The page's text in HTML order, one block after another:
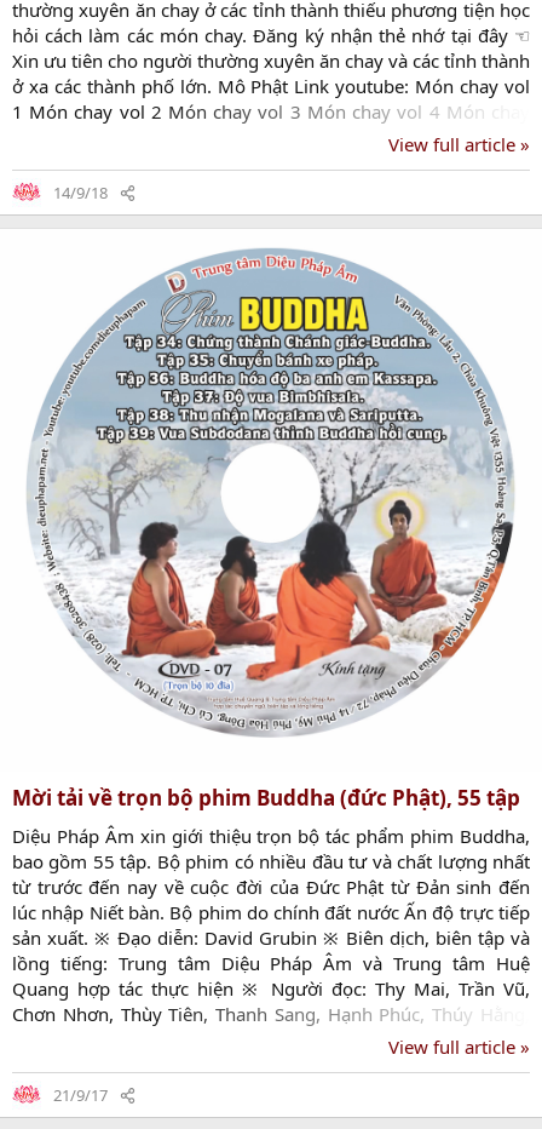
thường xuyên ăn chay ở các tỉnh thành thiếu phương tiện học
hỏi cách làm các món chay. Đăng ký nhận thẻ nhớ tại đây ☜
Xin ưu tiên cho người thường xuyên ăn chay và các tỉnh thành
ở xa các thành phố lớn. Mô Phật Link youtube: Món chay vol
1 Món chay vol 2 Món chay vol 3 Món chay vol 4 Món chay
vol 5 Món chay vol 6 Món chay vol 7 Món chay vol 8 Món
Món chay vol 13 Món chay vol 14 Món chay vol 15 Món chay
vol 16 Món chay vol 17 Món chay vol 18 Món chay vol 19
View full article »
14/9/18
Mời tải về trọn bộ phim Buddha (đức Phật), 55 tập
Diệu Pháp Âm xin giới thiệu trọn bộ tác phẩm phim Buddha,
bao gồm 55 tập. Bộ phim có nhiều đầu tư và chất lượng nhất
từ trước đến nay về cuộc đời của Đức Phật từ Đản sinh đến
lúc nhập Niết bàn. Bộ phim do chính đất nước Ấn độ trực tiếp
sản xuất. ※ Đạo diễn: David Grubin ※ Biên dịch, biên tập và
lồng tiếng: Trung tâm Diệu Pháp Âm và Trung tâm Huệ
Quang hợp tác thực hiện ※ Người đọc: Thy Mai, Trần Vũ,
Chơn Nhơn, Thùy Tiên, Thanh Sang, Hạnh Phúc, Thúy Hằng,
Thiện Trung, Đặng Khuyết, Khánh Vân, Tuyết Nhung, Tuấn
Trang, Hoài Thương, Vũ Thu, Linh Phương, Kim Anh, Hoàng
Sơn, Bình Nguyên, Ái Phương, Ngọc Quyên, Anh Tuấn. Quý
View full article »
21/9/17